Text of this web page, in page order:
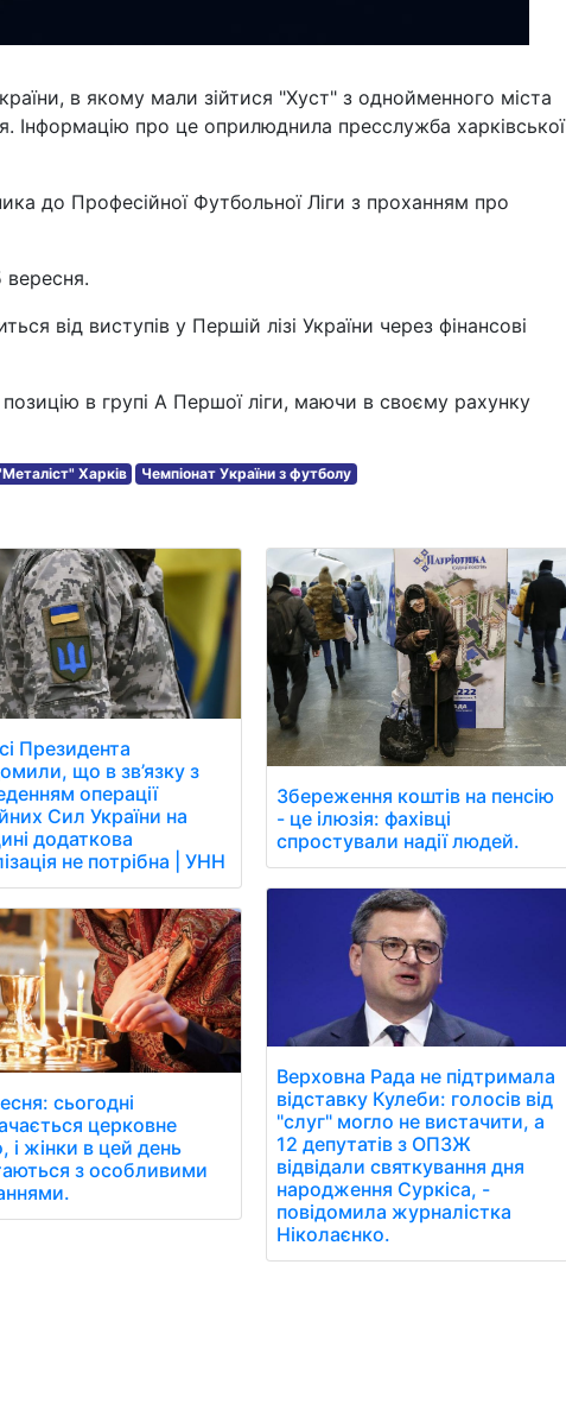
в якому мали зійтися "Хуст" з однойменного міста
Інформацію про це оприлюднила пресслужба харківської
до Професійної Футбольної Ліги з проханням про
вересня.
від виступів у Першій лізі України через фінансові
в групі А Першої ліги, маючи в своєму рахунку
Харків Чемпіонат України з футболу
Президента
що в зв’язку з
операції
Сил України на
додаткова
не потрібна | УНН
сьогодні
церковне
і жінки в цей день
з особливими
Збереження коштів на пенсію
- це ілюзія: фахівці
спростували надії людей.
Верховна Рада не підтримала
відставку Кулеби: голосів від
"слуг" могло не вистачити, а
12 депутатів з ОПЗЖ
відвідали святкування дня
народження Суркіса, -
повідомила журналістка
Ніколаєнко.